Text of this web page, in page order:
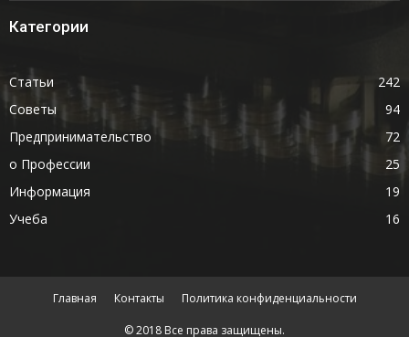
Категории
Статьи
242
Советы
94
Предпринимательство
72
о Профессии
25
Информация
19
Учеба
16
Главная Контакты Политика конфиденциальности
© 2018 Все права защищены.